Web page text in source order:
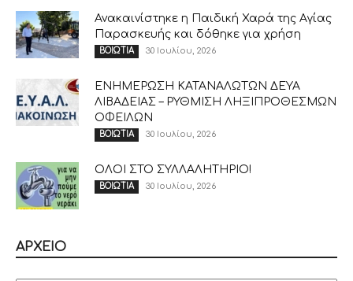
Ανακαινίστηκε η Παιδική Χαρά της Αγίας
Παρασκευής και δόθηκε για χρήση
ΒΟΙΩΤΙΑ 30 Ιουλίου, 2026
ΕΝΗΜΕΡΩΣΗ ΚΑΤΑΝΑΛΩΤΩΝ ΔΕΥΑ
ΛΙΒΑΔΕΙΑΣ – ΡΥΘΜΙΣΗ ΛΗΞΙΠΡΟΘΕΣΜΩΝ
ΟΦΕΙΛΩΝ
ΒΟΙΩΤΙΑ 30 Ιουλίου, 2026
ΟΛΟΙ ΣΤΟ ΣΥΛΛΑΛΗΤΗΡΙΟ!
ΒΟΙΩΤΙΑ 30 Ιουλίου, 2026
ΑΡΧΕΙΟ